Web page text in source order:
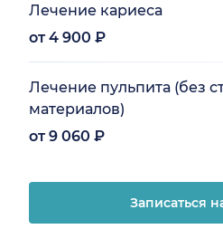
Лечение кариеса
от 4 900 ₽
Лечение пульпита (без
материалов)
от 9 060 ₽
Записаться